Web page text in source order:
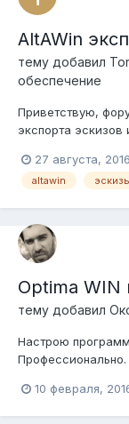
AltAWin
тему добавил
обеспечение
Приветствую,
экспорта
диске, кто
базы (таб.
27 августа, 2016
altawin эскизы
Optima WIN
тему добавил
Настрою
10 февраля,